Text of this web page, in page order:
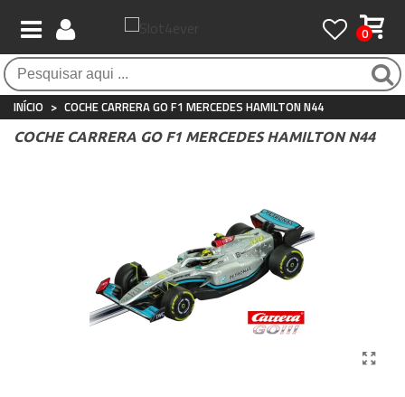
0
Atendimento ao Cliente
Whatsapp+34 697 854 500
Frete grátis / 24 horas
Para compras acima de €90
Pagamento 100% seguro
Compras seguras com SSL o tempo todo
INÍCIO > COCHE CARRERA GO F1 MERCEDES HAMILTON N44
COCHE CARRERA GO F1 MERCEDES HAMILTON N44